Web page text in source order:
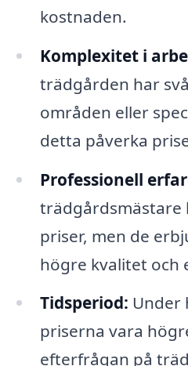
kostnaden.
Komplexitet i
trädgården har
områden eller
detta påverka
Professionell
trädgårdsmästare
priser, men de
högre kvalitet och
Tidsperiod: Under
priserna vara
efterfrågan på